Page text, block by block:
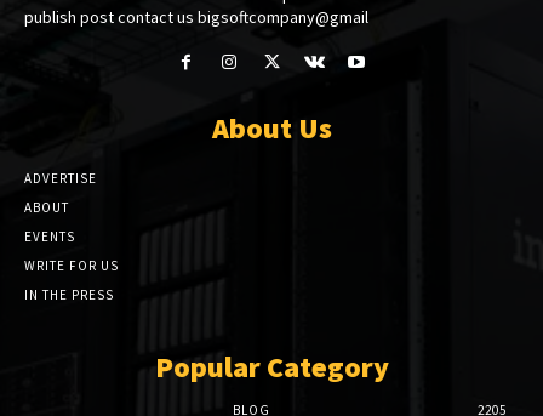
publish post contact us bigsoftcompany@gmail
About Us
ADVERTISE
ABOUT
EVENTS
WRITE FOR US
IN THE PRESS
Popular Category
BLOG 2205